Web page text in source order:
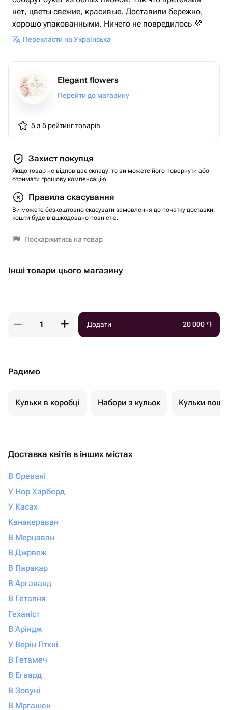
нет, цветы свежие, красивые. Доставили бережно,
хорошо упакованными. Ничего не повредилось 💜
Перекласти на Українська
Elegant flowers
Перейти до магазину
5 з 5 рейтинг товарів
Захист покупця
Якщо товар не відповідає складу, то ви можете його повернути або
отримати грошову компенсацію.
Правила скасування
Ви можете безкоштовно скасувати замовлення до початку доставки,
кошти буде відшкодовано повністю.
Поскаржитись на товар
Інші товари цього магазину
Додати 20 000 ֏
Радимо
Кульки в коробці Набори з кульок Кульки
Доставка квітів в інших містах
В Єревані
У Нор Харберд
У Касах
Канакераван
В Мерцаван
В Джрвеж
В Паракар
В Аргаванд
В Гетапня
Геханіст
В Аріндж
У Верін Птхні
В Гетамеч
В Егвард
В Зовуні
В Мргашен